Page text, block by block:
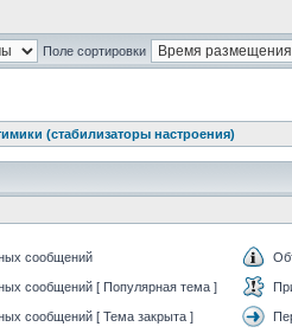
Поле сортировки
(стабилизаторы настроения)
сообщений
сообщений [ Популярная тема ]
сообщений [ Тема закрыта ]